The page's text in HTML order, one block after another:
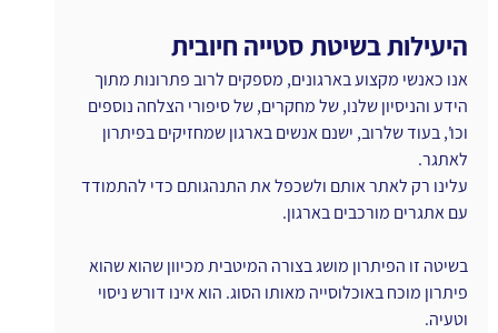
היעילות בשיטת סטייה חיובית
אנו כאנשי מקצוע בארגונים, מספקים לרוב פתרונות מתוך
הידע והניסיון שלנו, של מחקרים, של סיפורי הצלחה נוספים
וכו', בעוד שלרוב, ישנם אנשים בארגון שמחזיקים בפיתרון
לאתגר.
עלינו רק לאתר אותם ולשכפל את התנהגותם כדי להתמודד
עם אתגרים מורכבים בארגון.
בשיטה זו הפיתרון מושג בצורה המיטבית מכיוון שהוא שהוא
פיתרון מוכח באוכלוסייה מאותו הסוג. הוא אינו דורש ניסוי
וטעיה.